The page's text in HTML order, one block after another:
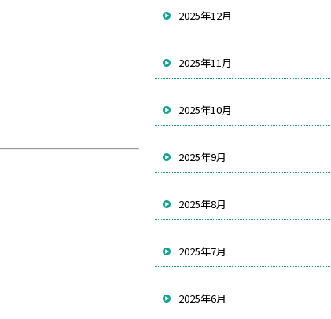
2025年12月
2025年11月
2025年10月
2025年9月
2025年8月
2025年7月
2025年6月